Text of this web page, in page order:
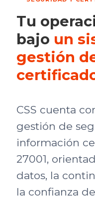
Tu
bajo un
gestión
CSS cuenta
gestión de
información
27001,
datos, la
la confianza